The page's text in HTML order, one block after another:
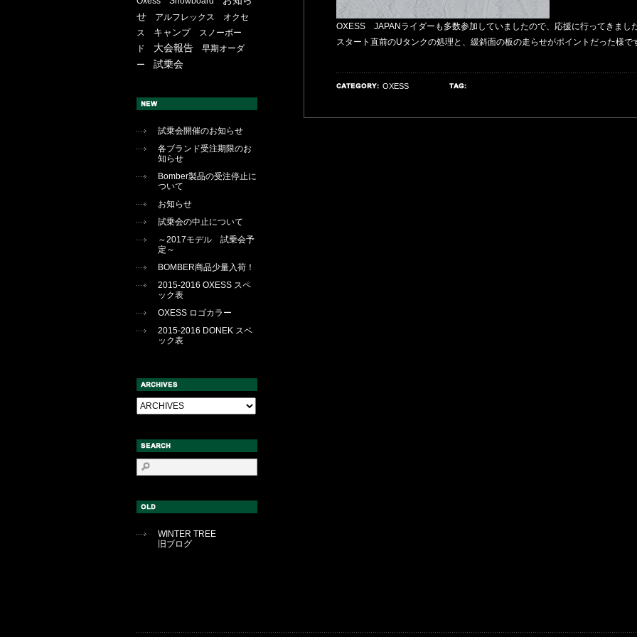
せ
アルフレックス
オクセ
ス
キャンプ
スノーボー
ド
大会報告
早期オーダ
ー
試乗会
試乗会開催のお知らせ
各ブランド受注期限のお
知らせ
Bomber製品の受注停止に
ついて
お知らせ
試乗会の中止について
～2017モデル 試乗会予
定～
BOMBER商品少量入荷！
2015-2016 OXESS スペ
ック表
OXESS ロゴカラー
2015-2016 DONEK スペ
ック表
WINTER TREE
旧ブログ
OXESS JAPANライダーも多数参加していましたので、応援に行ってきました
スタート直前のUタンクの処理と、緩斜面の板の走らせがポイントだった様で
OXESS